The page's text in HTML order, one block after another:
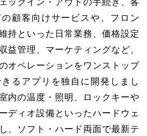
顧客向けサービスや、フロン
持といった日常業務、価格設定
益管理、マーケティングなど、
オペレーションをワンストップ
るアプリを独自に開発しまし
内の温度・照明、ロックキーや
ディオ設備といったハードウェ
、ソフト・ハード両面で最新テ